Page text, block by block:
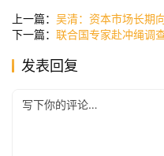
公
时
上一篇： 吴清：资本市场长期
下一篇： 联合国专家赴冲绳调
发表回复